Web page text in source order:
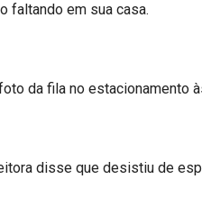
faltando em sua casa.
da fila no estacionamento
disse que desistiu de